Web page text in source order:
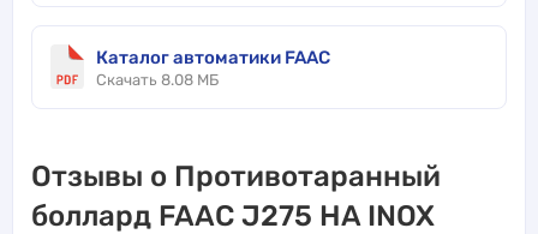
Каталог автоматики FAAC
Скачать 8.08 МБ
Отзывы о Противотаранный
боллард FAAC J275 HA INOX